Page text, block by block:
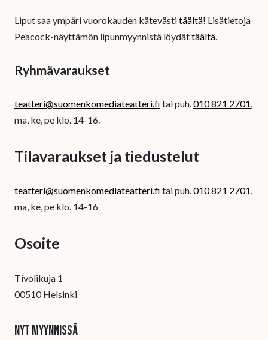
Liput saa ympäri vuorokauden kätevästitäältä! Lisätietoja
Peacock-näyttämön lipunmyynnistä löydättäältä
Ryhmävaraukset
teatteri@suomenkomediateatteri.fi tai puh.010 821 2701,
ma, ke, pe klo. 14-16.
Tilavaraukset ja tiedustelut
teatteri@suomenkomediateatteri.fi tai puh.010 821 2701,
ma, ke, pe klo. 14-16
Osoite
Tivolikuja 1
00510 Helsinki
Nyt myynnissä